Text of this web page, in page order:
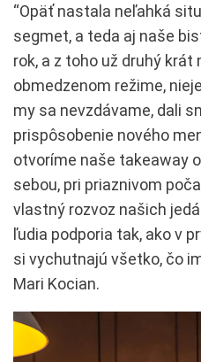
“Opäť nastala neľahká
segmet, a teda aj naše
rok, a z toho už druhý
obmedzenom režime,
my sa nevzdávame, dali
prispôsobenie nového
otvoríme naše takeaway
sebou, pri priaznivom
vlastný rozvoz našich
ľudia podporia tak, ako v
si vychutnajú všetko, čo
Mari Kocian.